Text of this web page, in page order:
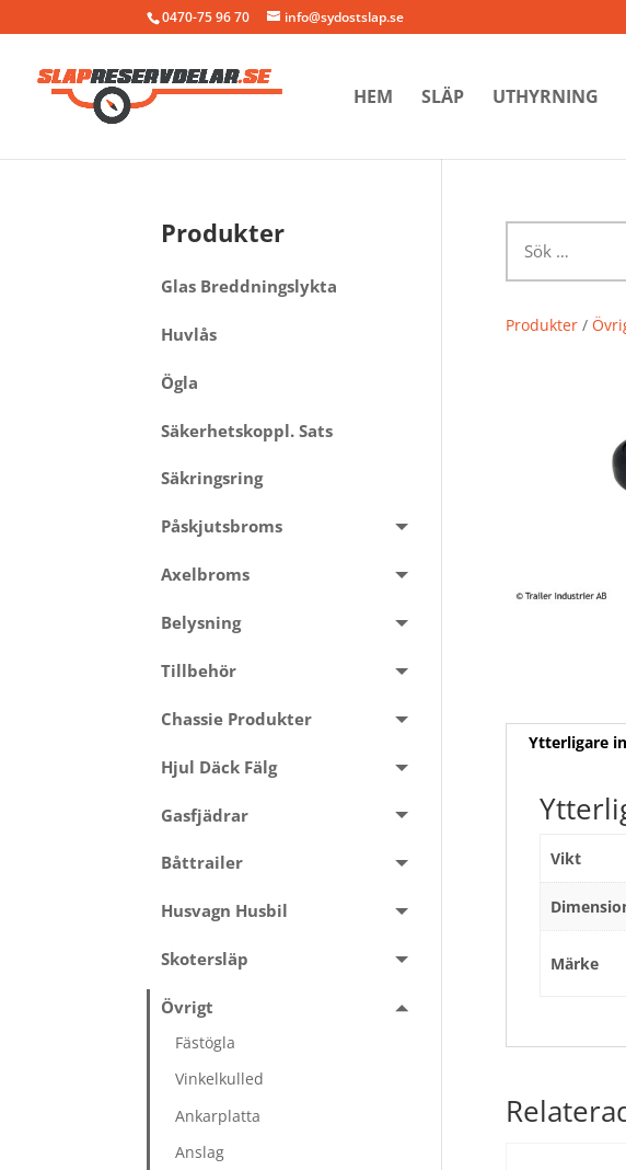
0470-75 96 70 info@sydostslap.se
HEM SLÄP UTHYRNING
efter:
Produkter /
Ytterligare
Vikt
Märke
Produkter
Glas Breddningslykta
Huvlås
Ögla
Säkerhetskoppl. Sats
Säkringsring
Påskjutsbroms
Axelbroms
Belysning
Tillbehör
Chassie Produkter
Hjul Däck Fälg
Gasfjädrar
Båttrailer
Husvagn Husbil
Skotersläp
Övrigt
Fästögla
Vinkelkulled
Ankarplatta
Anslag